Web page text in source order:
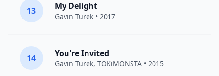
13 My Delight
Gavin Turek • 2017
14 You're Invited
Gavin Turek, TOKiMONSTA • 2015